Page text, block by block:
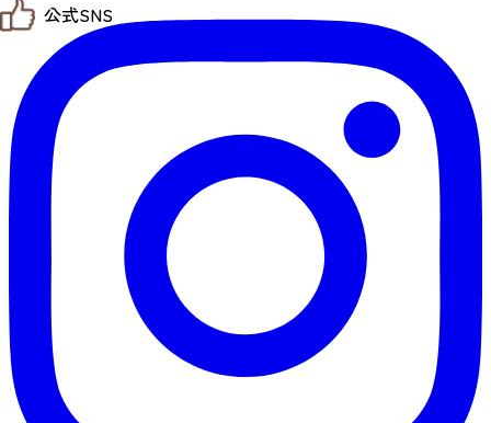
お問い合わせ
教育旅行
観光マップ
せんだい旅日和とは
サイト利用規約
プライバシーポリシー
仙臺写真館フォトギャラリー
公式SNS
せんだい旅日和 X
せんだい旅日和 Instagram
せんだい旅日和 Facebook
仙台旅先体験コレクション Facebook
仙台旅先体験コレクション Instagaram